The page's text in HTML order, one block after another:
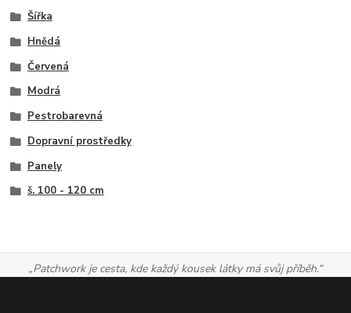
Šířka
Hnědá
Červená
Modrá
Pestrobarevná
Dopravní prostředky
Panely
š. 100 - 120 cm
„Patchwork je cesta, kde každý kousek látky má svůj příběh.“